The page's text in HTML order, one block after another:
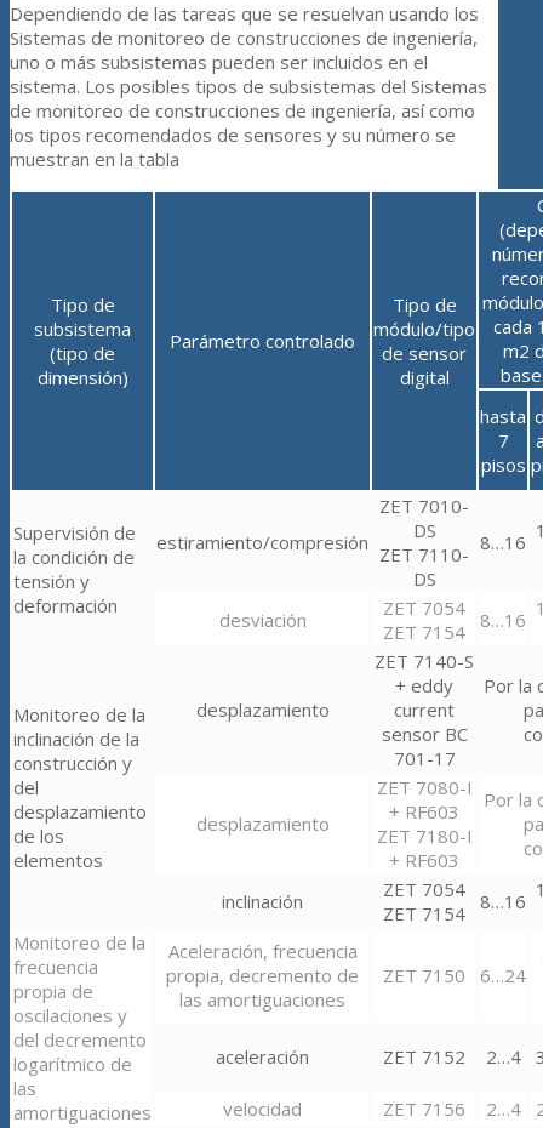
Dependiendo de las tareas que se resuelvan usando los
Sistemas de monitoreo de construcciones de ingeniería,
uno o más subsistemas pueden ser incluidos en el
sistema. Los posibles tipos de subsistemas del Sistemas
de monitoreo de construcciones de ingeniería, así como
los tipos recomendados de sensores y su número se
muestran en la tabla
Tipo de
subsistema
(tipo de
dimensión)
Parámetro controlado
Tipo de
módulo/tipo
de sensor
digital
cada
m2
hasta
7
pisos
Supervisión de
la condición de
tensión y
deformación
estiramiento/compresión
ZET 7010-
DS
ZET 7110-
DS
8…16
desviación
ZET 7054
ZET 7154
8…16
Monitoreo de la
inclinación de la
construcción y
del
desplazamiento
de los
elementos
desplazamiento
ZET 7140-S
+ eddy
current
sensor ВС
701-17
Por la
desplazamiento
ZET 7080-I
+ RF603
ZET 7180-I
+ RF603
Por la
inclinación
ZET 7054
ZET 7154 8…16
Monitoreo de la
frecuencia
propia de
oscilaciones y
del decremento
logarítmico de
las
amortiguaciones
Aceleración, frecuencia
propia, decremento de
las amortiguaciones
ZET 7150 6…24
aceleración ZET 7152 2…4
velocidad ZET 7156 2…4